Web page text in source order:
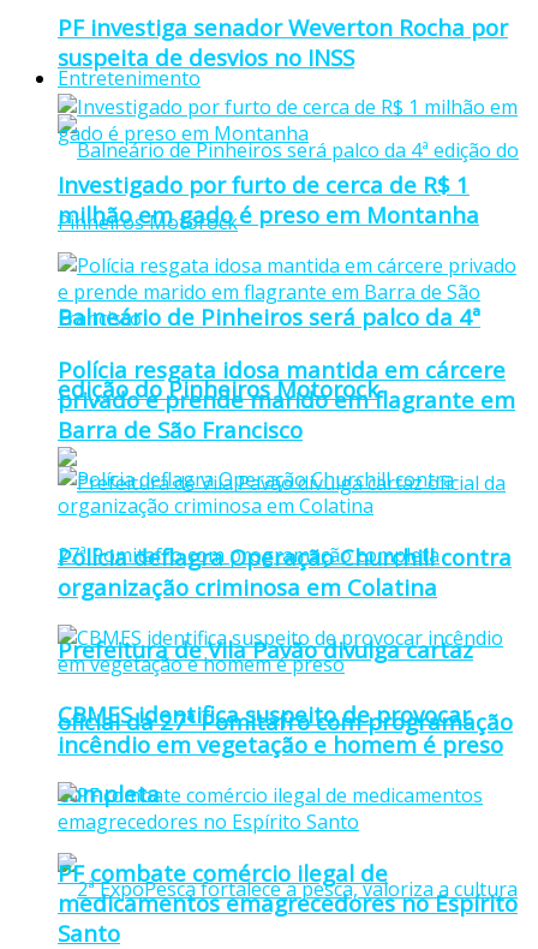
Entretenimento
Balneário de Pinheiros será palco da 4ª
edição do Pinheiros Motorock
Prefeitura de Vila Pavão divulga cartaz
oficial da 27ª Pomitafro com programação
completa
PF investiga senador Weverton Rocha por
suspeita de desvios no INSS
Investigado por furto de cerca de R$ 1
milhão em gado é preso em Montanha
Polícia resgata idosa mantida em cárcere
privado e prende marido em flagrante em
Barra de São Francisco
Polícia deflagra Operação Churchill contra
organização criminosa em Colatina
CBMES identifica suspeito de provocar
incêndio em vegetação e homem é preso
PF combate comércio ilegal de
medicamentos emagrecedores no Espírito
Santo